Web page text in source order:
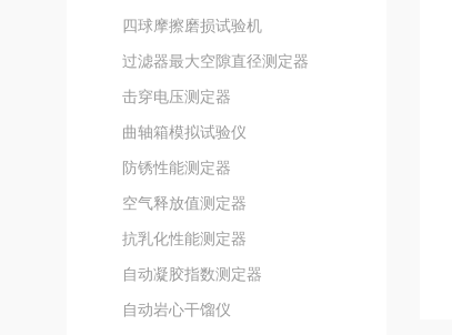
四球摩擦磨损试验机
过滤器最大空隙直径测定器
击穿电压测定器
曲轴箱模拟试验仪
防锈性能测定器
空气释放值测定器
抗乳化性能测定器
自动凝胶指数测定器
自动岩心干馏仪